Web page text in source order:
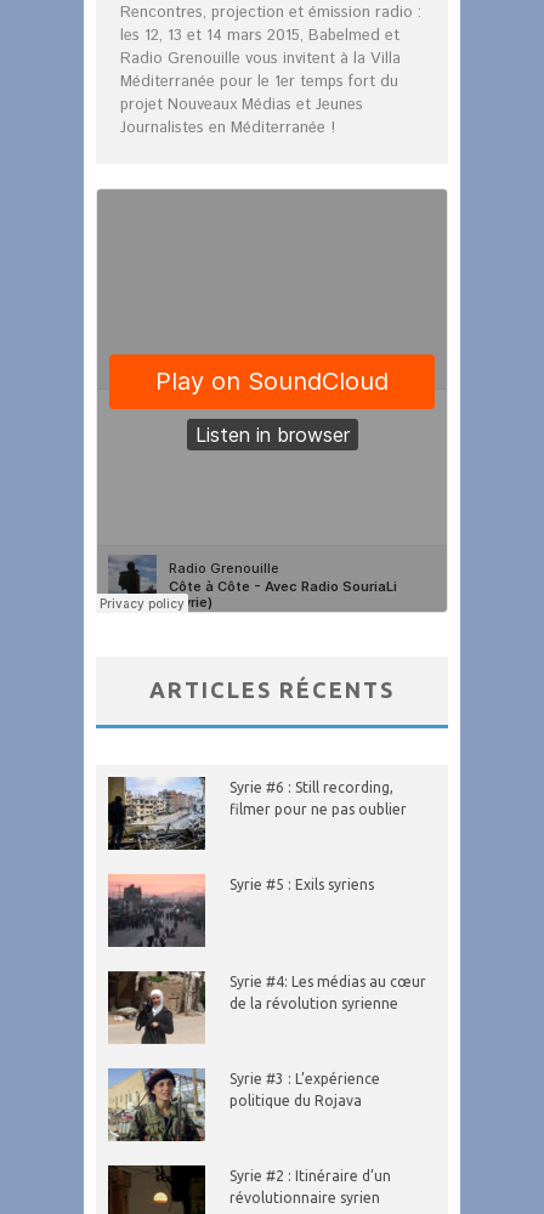
Rencontres, projection et émission radio :
les 12, 13 et 14 mars 2015, Babelmed et
Radio Grenouille vous invitent à la Villa
Méditerranée pour le 1er temps fort du
projet Nouveaux Médias et Jeunes
Journalistes en Méditerranée !
ARTICLES RÉCENTS
Syrie #6 : Still recording,
filmer pour ne pas oublier
Syrie #5 : Exils syriens
Syrie #4: Les médias au cœur
de la révolution syrienne
Syrie #3 : L’expérience
politique du Rojava
Syrie #2 : Itinéraire d’un
révolutionnaire syrien